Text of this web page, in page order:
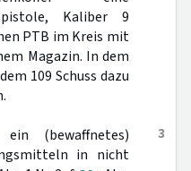
Kaliber 9
PTB im Kreis mit
Magazin. In dem
109 Schuss dazu
3
(bewaffnetes)
in nicht